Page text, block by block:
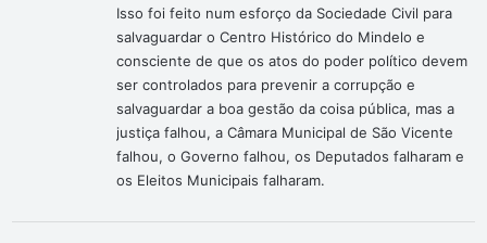
Isso foi feito num esforço da Sociedade Civil para
salvaguardar o Centro Histórico do Mindelo e
consciente de que os atos do poder político devem
ser controlados para prevenir a corrupção e
salvaguardar a boa gestão da coisa pública, mas a
justiça falhou, a Câmara Municipal de São Vicente
falhou, o Governo falhou, os Deputados falharam e
os Eleitos Municipais falharam.